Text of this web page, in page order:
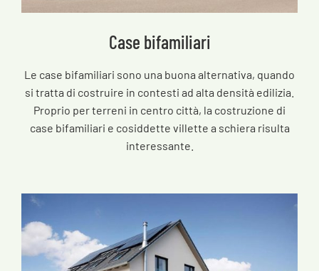
Case bifamiliari
Le case bifamiliari sono una buona alternativa, quando
si tratta di costruire in contesti ad alta densità edilizia.
Proprio per terreni in centro città, la costruzione di
case bifamiliari e cosiddette villette a schiera risulta
interessante.